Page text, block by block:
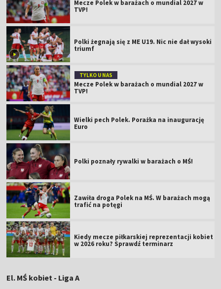
Mecze Polek w barażach o mundial 2027 w
TVP!
Polki żegnają się z ME U19. Nic nie dał wysoki
triumf
TYLKO U NAS
Mecze Polek w barażach o mundial 2027 w
TVP!
Wielki pech Polek. Porażka na inaugurację
Euro
Polki poznały rywalki w barażach o MŚ!
Zawiła droga Polek na MŚ. W barażach mogą
trafić na potęgi
Kiedy mecze piłkarskiej reprezentacji kobiet
w 2026 roku? Sprawdź terminarz
El. MŚ kobiet - Liga A